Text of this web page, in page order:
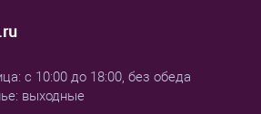
с 10:00 до 18:00, без обеда
выходные